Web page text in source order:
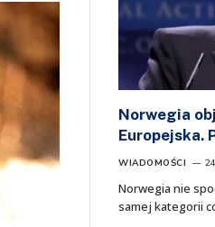
Norwegia
Europejska.
WIADOMOŚCI
Norwegia nie
samej kategorii